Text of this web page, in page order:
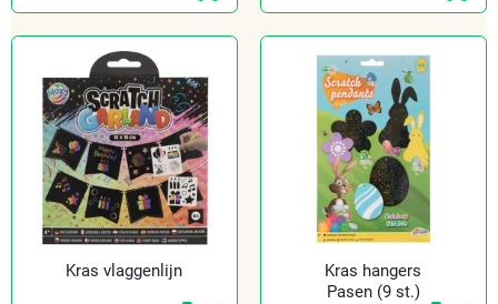
Kras vlaggenlijn
Kras hangers
Pasen (9 st.)